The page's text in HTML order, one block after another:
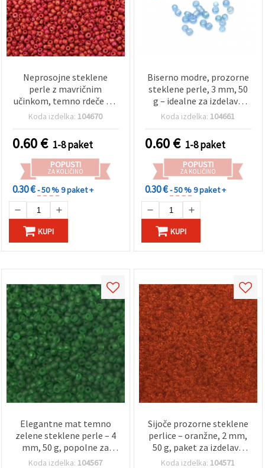
Neprosojne steklene
perle z mavričnim
učinkom, temno rdeče – 3
mm, 50 g, nepogrešljive
ustvarjalne projekte
Koda izdelka: 104670
0.60€ 1-8 paket
POPUSTI
ZA KOLIČINO
0.30 €- 50 %9 paket +
KUPI
Biserno modre, prozorne
steklene perle, 3 mm, 50
g – idealne za izdelavo
nakita in dekoracijo
Koda izdelka: 104661
0.60€ 1-8 paket
POPUSTI
ZA KOLIČINO
0.30 €- 50 %9 paket +
KUPI
Elegantne mat temno
zelene steklene perle – 4
mm, 50 g, popolne za
zapestnice, ogrlice, uhane
Koda izdelka: 104567
Sijoče prozorne steklene
perlice – oranžne, 2 mm,
50 g, paket za izdelavo
nakita in dekoracij
Koda izdelka: 104571